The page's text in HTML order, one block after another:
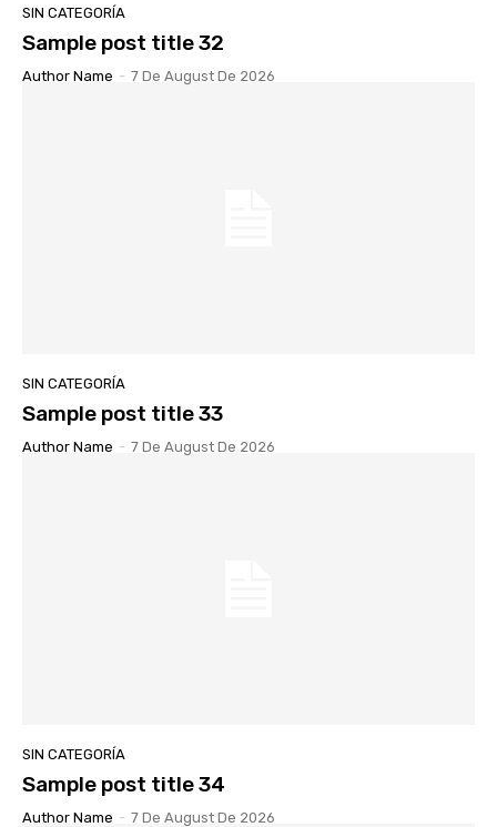
SIN CATEGORÍA
Sample post title 32
Author Name - 7 De August De 2026
SIN CATEGORÍA
Sample post title 33
Author Name - 7 De August De 2026
SIN CATEGORÍA
Sample post title 34
Author Name - 7 De August De 2026